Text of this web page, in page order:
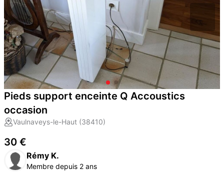
Pieds support enceinte Q Accoustics
occasion
Vaulnaveys-le-Haut (38410)
30 €
Rémy K.
Membre depuis 2 ans